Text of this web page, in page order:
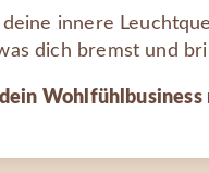
innere
dich bremst und